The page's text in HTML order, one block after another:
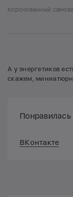
Коронованный
А у энергетиков
скажем,
ВКонтакте